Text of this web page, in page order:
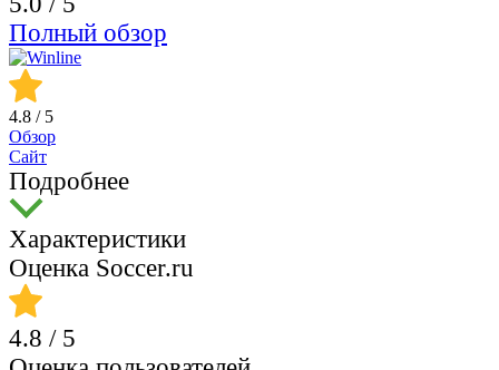
Полный обзор
4.8 / 5
Обзор
Сайт
Подробнее
Характеристики
Оценка Soccer.ru
4.8 / 5